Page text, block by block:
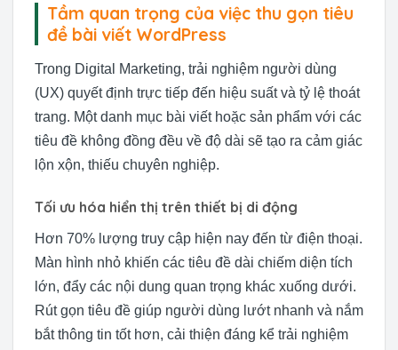
Tầm quan trọng của việc thu gọn tiêu
đề bài viết WordPress
Trong Digital Marketing, trải nghiệm người dùng
(UX) quyết định trực tiếp đến hiệu suất và tỷ lệ thoát
trang. Một danh mục bài viết hoặc sản phẩm với các
tiêu đề không đồng đều về độ dài sẽ tạo ra cảm giác
lộn xộn, thiếu chuyên nghiệp.
Tối ưu hóa hiển thị trên thiết bị di động
Hơn 70% lượng truy cập hiện nay đến từ điện thoại.
Màn hình nhỏ khiến các tiêu đề dài chiếm diện tích
lớn, đẩy các nội dung quan trọng khác xuống dưới.
Rút gọn tiêu đề giúp người dùng lướt nhanh và nắm
bắt thông tin tốt hơn, cải thiện đáng kể trải nghiệm